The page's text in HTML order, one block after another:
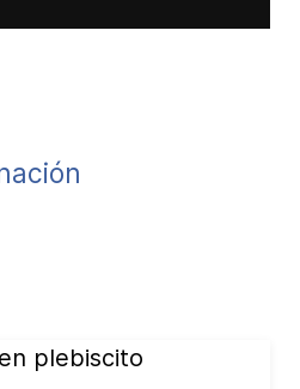
plebiscito